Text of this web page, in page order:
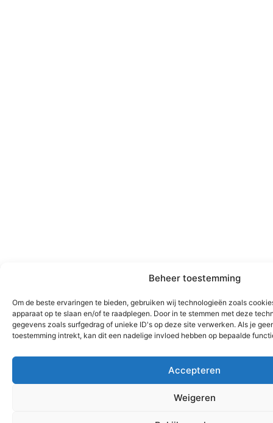
Beheer toestemming
Om de beste ervaringen te bieden, gebruiken wij technologieën zoals
apparaat op te slaan en/of te raadplegen. Door in te stemmen met deze
gegevens zoals surfgedrag of unieke ID's op deze site verwerken. Als je
toestemming intrekt, kan dit een nadelige invloed hebben op bepaalde
Accepteren
Weigeren